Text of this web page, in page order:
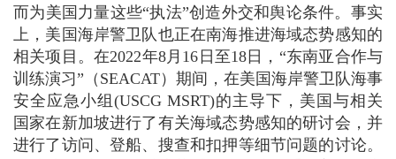
而为美国力量这些“执法”创造外交和舆论条件。事实
上，美国海岸警卫队也正在南海推进海域态势感知的
相关项目。在2022年8月16日至18日，“东南亚合作与
训练演习”（SEACAT）期间，在美国海岸警卫队海事
安全应急小组(USCG MSRT)的主导下，美国与相关
国家在新加坡进行了有关海域态势感知的研讨会，并
进行了访问、登船、搜查和扣押等细节问题的讨论。